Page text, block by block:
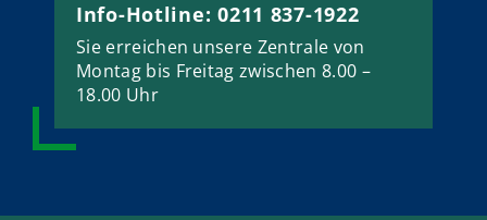
Info-Hotline: 0211 837-1922
Sie erreichen unsere Zentrale von
Montag bis Freitag zwischen 8.00 –
18.00 Uhr